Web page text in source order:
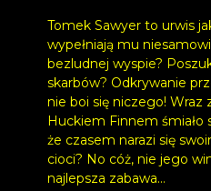
Tomek Sawyer to urwis
wypełniają mu
bezludnej wyspie?
skarbów? Odkrywanie
nie boi się niczego!
Huckiem Finnem śmiało
że czasem narazi się
cioci? No cóż, nie jego
najlepsza zabawa…